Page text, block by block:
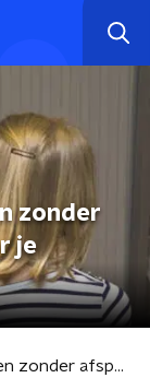
zonder
je
5 vragen over vaccineren zonder afspraak: “Kom niet voor je tweede prik”